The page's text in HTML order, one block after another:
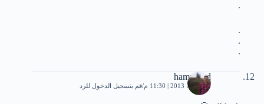
.
.
.
.
hammoud
15 أبريل، 2013 | 11:30 م قم بتسجيل الدخول للرد